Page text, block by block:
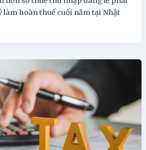
làm hoàn thuế cuối năm tại Nhật